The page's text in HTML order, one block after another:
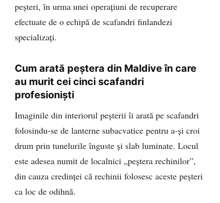
peșteri, în urma unei operațiuni de recuperare
efectuate de o echipă de scafandri finlandezi
specializați.
Cum arată peștera din Maldive în care
au murit cei cinci scafandri
profesioniști
Imaginile din interiorul peșterii îi arată pe scafandri
folosindu-se de lanterne subacvatice pentru a-și croi
drum prin tunelurile înguste și slab luminate. Locul
este adesea numit de localnici „peștera rechinilor”,
din cauza credinței că rechinii folosesc aceste peșteri
ca loc de odihnă.